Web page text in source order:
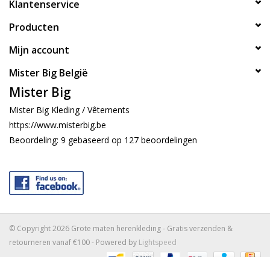
Klantenservice
Producten
Mijn account
Mister Big België
Mister Big
Mister Big Kleding / Vêtements
https://www.misterbig.be
Beoordeling: 9 gebaseerd op 127 beoordelingen
© Copyright 2026 Grote maten herenkleding - Gratis verzenden &
retourneren vanaf €100 - Powered by Lightspeed